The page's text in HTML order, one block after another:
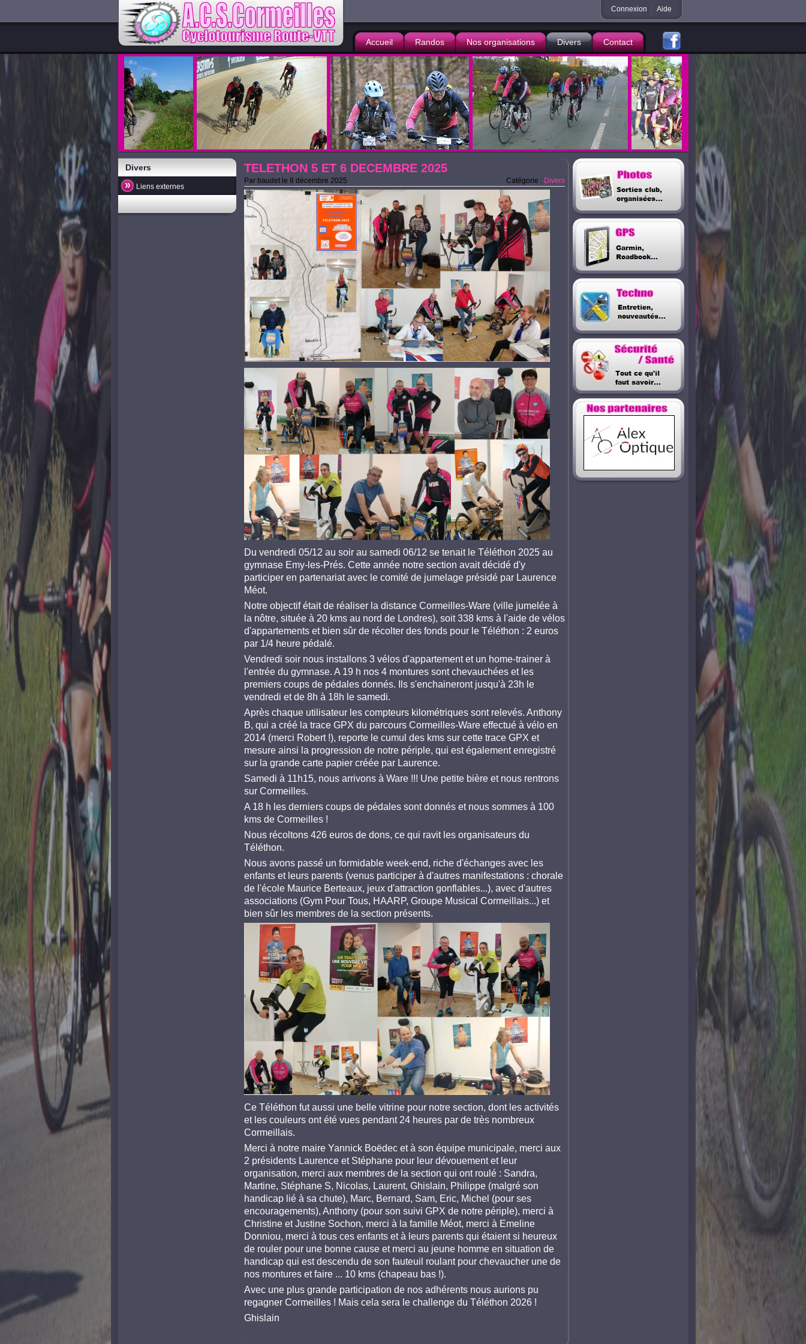
Connexion Aide
Accueil Randos Nos organisations Divers Contact
Divers
Liens externes
TELETHON 5 ET 6 DECEMBRE 2025
Catégorie : Divers
Par baudetle 8 décembre 2025
Du vendredi 05/12 au soir au samedi 06/12 se tenait le Téléthon 2025 au
gymnase Emy-les-Prés. Cette année notre section avait décidé d'y
participer en partenariat avec le comité de jumelage présidé par Laurence
Méot.
Notre objectif était de réaliser la distance Cormeilles-Ware (ville jumelée à
la nôtre, située à 20 kms au nord de Londres), soit 338 kms à l'aide de vélos
d'appartements et bien sûr de récolter des fonds pour le Téléthon : 2 euros
par 1/4 heure pédalé.
Vendredi soir nous installons 3 vélos d'appartement et un home-trainer à
l'entrée du gymnase. A 19 h nos 4 montures sont chevauchées et les
premiers coups de pédales donnés. Ils s'enchaineront jusqu'à 23h le
vendredi et de 8h à 18h le samedi.
Après chaque utilisateur les compteurs kilométriques sont relevés. Anthony
B, qui a créé la trace GPX du parcours Cormeilles-Ware effectué à vélo en
2014 (merci Robert !), reporte le cumul des kms sur cette trace GPX et
mesure ainsi la progression de notre périple, qui est également enregistré
sur la grande carte papier créée par Laurence.
Samedi à 11h15, nous arrivons à Ware !!! Une petite bière et nous rentrons
sur Cormeilles.
A 18 h les derniers coups de pédales sont donnés et nous sommes à 100
kms de Cormeilles !
Nous récoltons 426 euros de dons, ce qui ravit les organisateurs du
Téléthon.
Nous avons passé un formidable week-end, riche d'échanges avec les
enfants et leurs parents (venus participer à d'autres manifestations : chorale
de l'école Maurice Berteaux, jeux d'attraction gonflables...), avec d'autres
associations (Gym Pour Tous, HAARP, Groupe Musical Cormeillais...) et
bien sûr les membres de la section présents.
Ce Téléthon fut aussi une belle vitrine pour notre section, dont les activités
et les couleurs ont été vues pendant 24 heures par de très nombreux
Cormeillais.
Merci à notre maire Yannick Boëdec et à son équipe municipale, merci aux
2 présidents Laurence et Stéphane pour leur dévouement et leur
organisation, merci aux membres de la section qui ont roulé : Sandra,
Martine, Stéphane S, Nicolas, Laurent, Ghislain, Philippe (malgré son
handicap lié à sa chute), Marc, Bernard, Sam, Eric, Michel (pour ses
encouragements), Anthony (pour son suivi GPX de notre périple), merci à
Christine et Justine Sochon, merci à la famille Méot, merci à Emeline
Donniou, merci à tous ces enfants et à leurs parents qui étaient si heureux
de rouler pour une bonne cause et merci au jeune homme en situation de
handicap qui est descendu de son fauteuil roulant pour chevaucher une de
nos montures et faire ... 10 kms (chapeau bas !).
Avec une plus grande participation de nos adhérents nous aurions pu
regagner Cormeilles ! Mais cela sera le challenge du Téléthon 2026 !
Ghislain